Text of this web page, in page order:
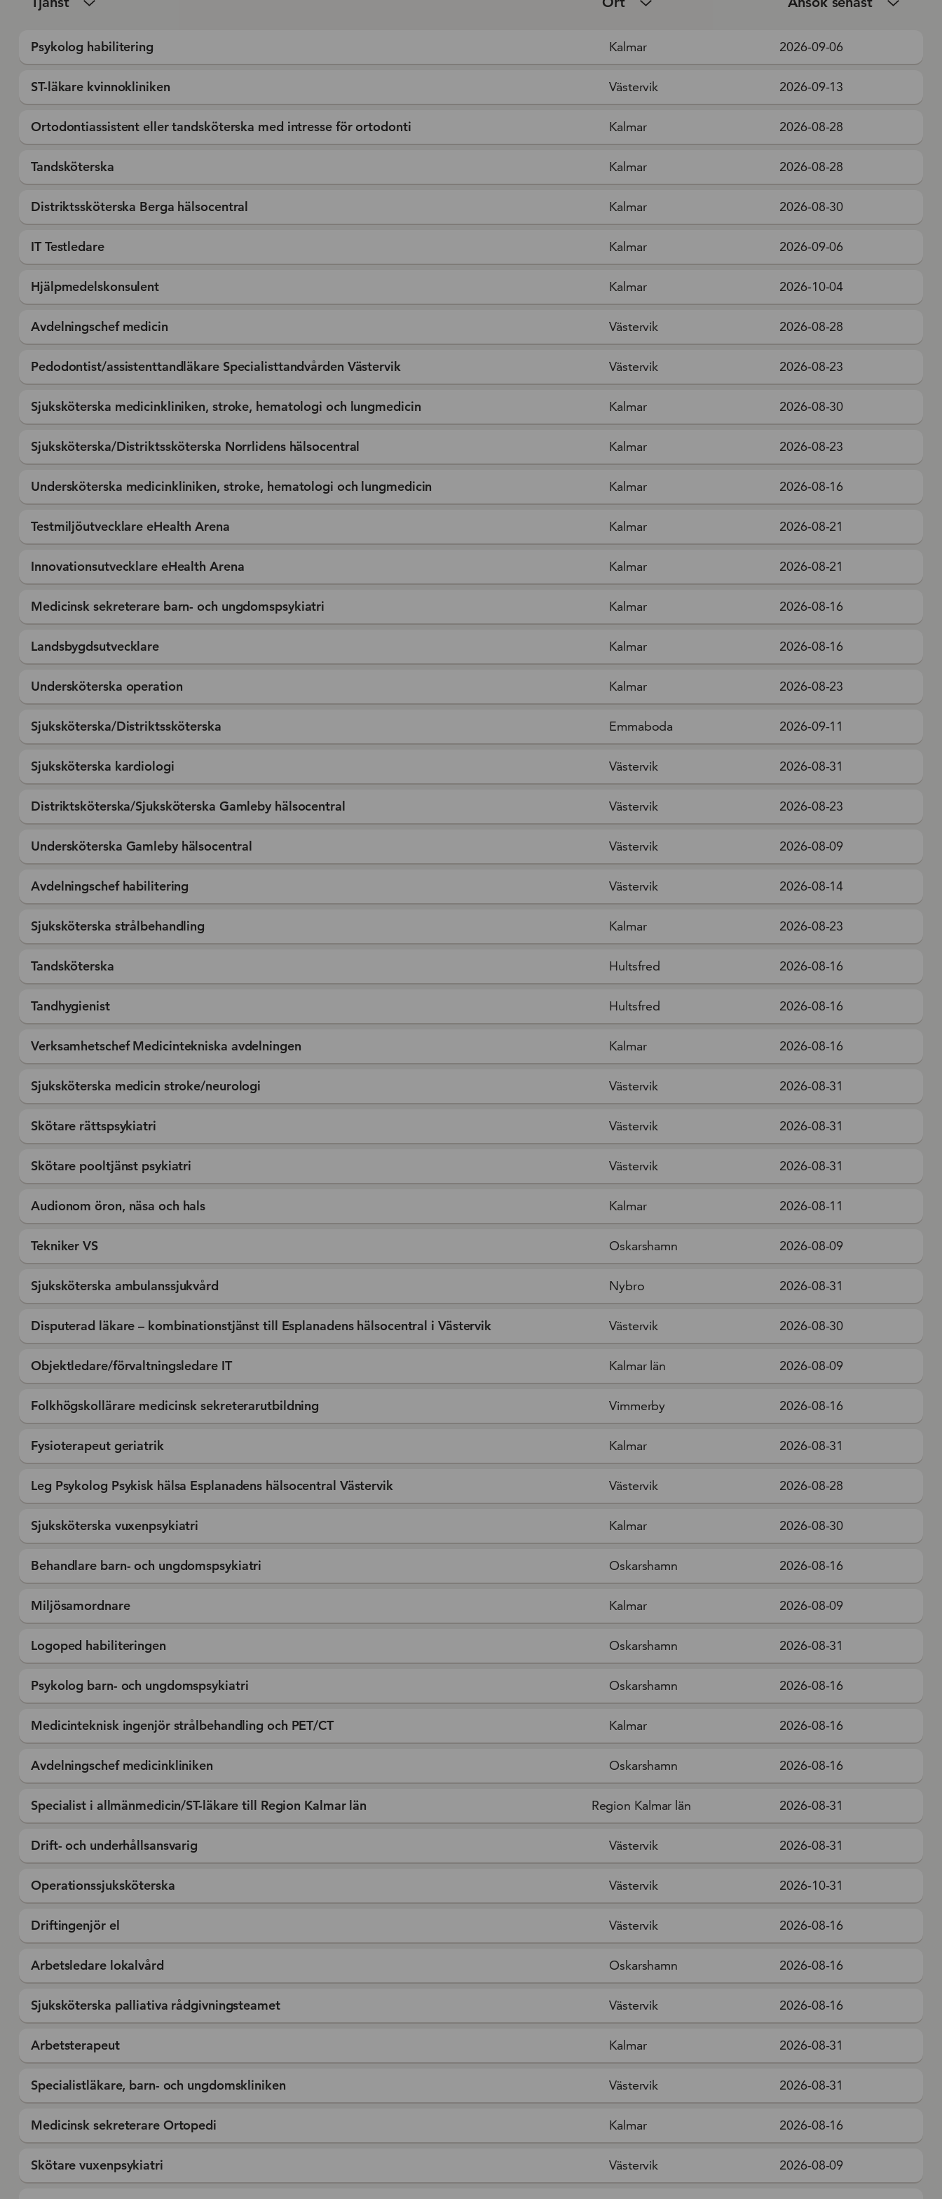
Psykolog habilitering Kalmar 2026-09-06
ST-läkare kvinnokliniken Västervik 2026-09-13
Ortodontiassistent eller tandsköterska med intresse för ortodonti Kalmar 2026-08-28
Tandsköterska Kalmar 2026-08-28
Distriktssköterska Berga hälsocentral Kalmar 2026-08-30
IT Testledare Kalmar 2026-09-06
Hjälpmedelskonsulent Kalmar 2026-10-04
Avdelningschef medicin Västervik 2026-08-28
Pedodontist/assistenttandläkare Specialisttandvården Västervik Västervik 2026-08-23
Sjuksköterska medicinkliniken, stroke, hematologi och lungmedicin Kalmar 2026-08-30
Sjuksköterska/Distriktssköterska Norrlidens hälsocentral Kalmar 2026-08-23
Undersköterska medicinkliniken, stroke, hematologi och lungmedicin Kalmar 2026-08-16
Testmiljöutvecklare eHealth Arena Kalmar 2026-08-21
Innovationsutvecklare eHealth Arena Kalmar 2026-08-21
Medicinsk sekreterare barn- och ungdomspsykiatri Kalmar 2026-08-16
Landsbygdsutvecklare Kalmar 2026-08-16
Undersköterska operation Kalmar 2026-08-23
Sjuksköterska/Distriktssköterska Emmaboda 2026-09-11
Sjuksköterska kardiologi Västervik 2026-08-31
Distriktsköterska/Sjuksköterska Gamleby hälsocentral Västervik 2026-08-23
Undersköterska Gamleby hälsocentral Västervik 2026-08-09
Avdelningschef habilitering Västervik 2026-08-14
Sjuksköterska strålbehandling Kalmar 2026-08-23
Tandsköterska Hultsfred 2026-08-16
Tandhygienist Hultsfred 2026-08-16
Verksamhetschef Medicintekniska avdelningen Kalmar 2026-08-16
Sjuksköterska medicin stroke/neurologi Västervik 2026-08-31
Skötare rättspsykiatri Västervik 2026-08-31
Skötare pooltjänst psykiatri Västervik 2026-08-31
Audionom öron, näsa och hals Kalmar 2026-08-11
Tekniker VS Oskarshamn 2026-08-09
Sjuksköterska ambulanssjukvård Nybro 2026-08-31
Disputerad läkare – kombinationstjänst till Esplanadens hälsocentral i Västervik Västervik 2026-08-30
Objektledare/förvaltningsledare IT Kalmar län 2026-08-09
Folkhögskollärare medicinsk sekreterarutbildning Vimmerby 2026-08-16
Fysioterapeut geriatrik Kalmar 2026-08-31
Leg Psykolog Psykisk hälsa Esplanadens hälsocentral Västervik Västervik 2026-08-28
Sjuksköterska vuxenpsykiatri Kalmar 2026-08-30
Behandlare barn- och ungdomspsykiatri Oskarshamn 2026-08-16
Miljösamordnare Kalmar 2026-08-09
Logoped habiliteringen Oskarshamn 2026-08-31
Psykolog barn- och ungdomspsykiatri Oskarshamn 2026-08-16
Medicinteknisk ingenjör strålbehandling och PET/CT Kalmar 2026-08-16
Avdelningschef medicinkliniken Oskarshamn 2026-08-16
Specialist i allmänmedicin/ST-läkare till Region Kalmar län Region Kalmar län 2026-08-31
Drift- och underhållsansvarig Västervik 2026-08-31
Operationssjuksköterska Västervik 2026-10-31
Driftingenjör el Västervik 2026-08-16
Arbetsledare lokalvård Oskarshamn 2026-08-16
Sjuksköterska palliativa rådgivningsteamet Västervik 2026-08-16
Arbetsterapeut Kalmar 2026-08-31
Specialistläkare, barn- och ungdomskliniken Västervik 2026-08-31
Medicinsk sekreterare Ortopedi Kalmar 2026-08-16
Skötare vuxenpsykiatri Västervik 2026-08-09